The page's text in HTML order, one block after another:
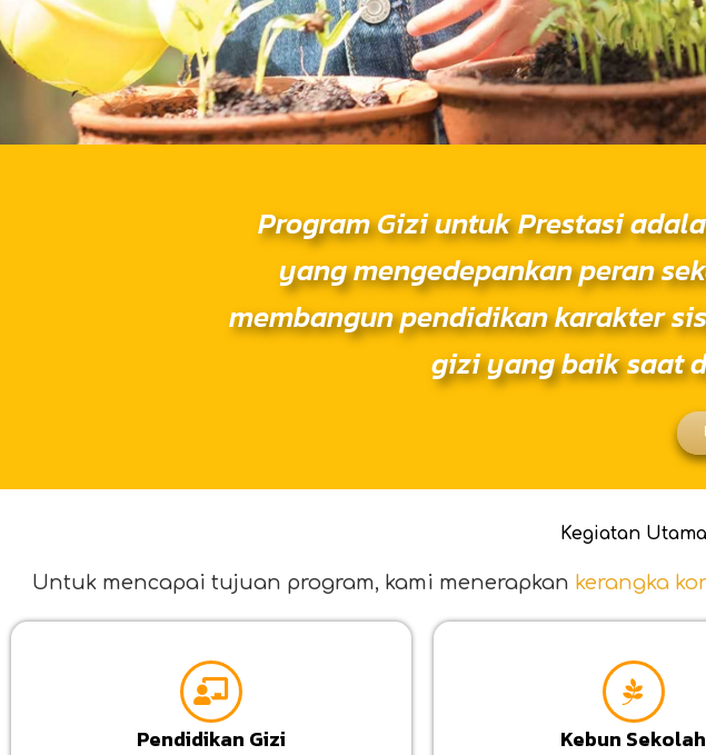
Edukasi Gizi Sekolah
PELAJARI LEBIH LANJUT
Program Gizi untuk Prestasi
yang mengedepankan peran
membangun pendidikan karakter
gizi yang baik saat
Kegiatan Utama
Untuk mencapai tujuan program, kami menerapkan kerangka
Pendidikan Gizi Kebun Sekolah